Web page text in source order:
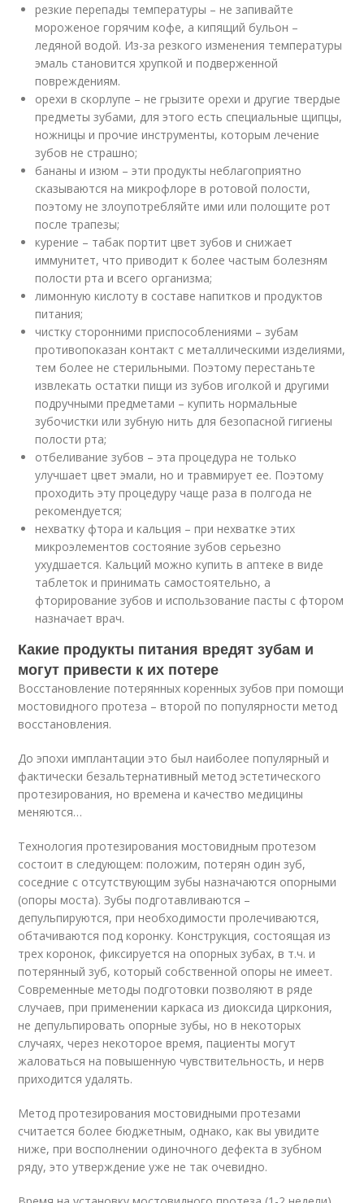
резкие перепады температуры – не запивайте
мороженое горячим кофе, а кипящий бульон –
ледяной водой. Из-за резкого изменения температуры
эмаль становится хрупкой и подверженной
повреждениям.
орехи в скорлупе – не грызите орехи и другие твердые
предметы зубами, для этого есть специальные щипцы,
ножницы и прочие инструменты, которым лечение
зубов не страшно;
бананы и изюм – эти продукты неблагоприятно
сказываются на микрофлоре в ротовой полости,
поэтому не злоупотребляйте ими или полощите рот
после трапезы;
курение – табак портит цвет зубов и снижает
иммунитет, что приводит к более частым болезням
полости рта и всего организма;
лимонную кислоту в составе напитков и продуктов
питания;
чистку сторонними приспособлениями – зубам
противопоказан контакт с металлическими изделиями,
тем более не стерильными. Поэтому перестаньте
извлекать остатки пищи из зубов иголкой и другими
подручными предметами – купить нормальные
зубочистки или зубную нить для безопасной гигиены
полости рта;
отбеливание зубов – эта процедура не только
улучшает цвет эмали, но и травмирует ее. Поэтому
проходить эту процедуру чаще раза в полгода не
рекомендуется;
нехватку фтора и кальция – при нехватке этих
микроэлементов состояние зубов серьезно
ухудшается. Кальций можно купить в аптеке в виде
таблеток и принимать самостоятельно, а
фторирование зубов и использование пасты с фтором
назначает врач.
Какие продукты питания вредят зубам и
могут привести к их потере
Восстановление потерянных коренных зубов при помощи
мостовидного протеза – второй по популярности метод
восстановления.
До эпохи имплантации это был наиболее популярный и
фактически безальтернативный метод эстетического
протезирования, но времена и качество медицины
меняются…
Технология протезирования мостовидным протезом
состоит в следующем: положим, потерян один зуб,
соседние с отсутствующим зубы назначаются опорными
(опоры моста). Зубы подготавливаются –
депульпируются, при необходимости пролечиваются,
обтачиваются под коронку. Конструкция, состоящая из
трех коронок, фиксируется на опорных зубах, в т.ч. и
потерянный зуб, который собственной опоры не имеет.
Современные методы подготовки позволяют в ряде
случаев, при применении каркаса из диоксида циркония,
не депульпировать опорные зубы, но в некоторых
случаях, через некоторое время, пациенты могут
жаловаться на повышенную чувствительность, и нерв
приходится удалять.
Метод протезирования мостовидными протезами
считается более бюджетным, однако, как вы увидите
ниже, при восполнении одиночного дефекта в зубном
ряду, это утверждение уже не так очевидно.